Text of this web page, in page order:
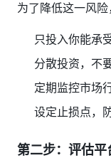
为了降低这一风险
只投入你能承
分散投资，不
定期监控市场
设定止损点，
第二步：评估平